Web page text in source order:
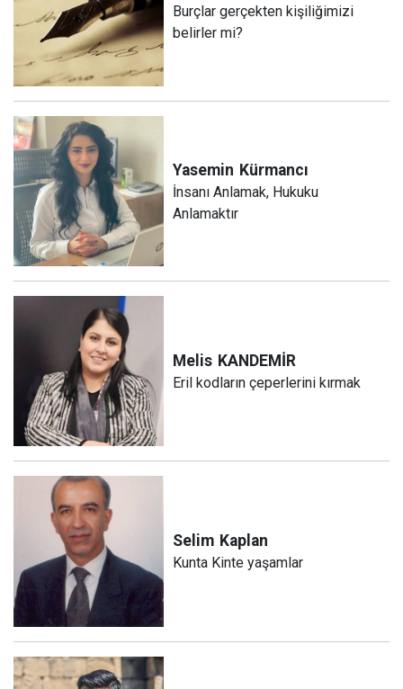
Burçlar gerçekten kişiliğimizi
belirler mi?
Yasemin Kürmancı
İnsanı Anlamak, Hukuku
Anlamaktır
Melis KANDEMİR
Eril kodların çeperlerini kırmak
Selim Kaplan
Kunta Kinte yaşamlar